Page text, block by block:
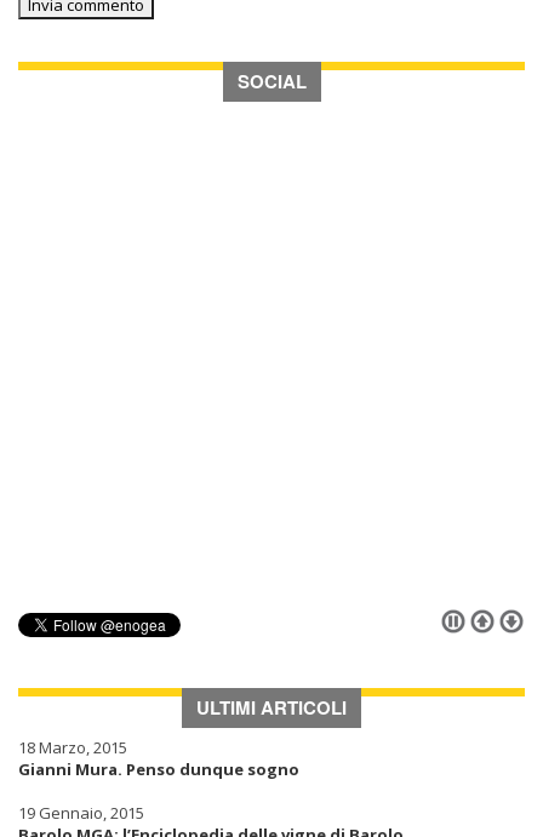
SOCIAL
ULTIMI ARTICOLI
18 Marzo, 2015
Gianni Mura. Penso dunque sogno
19 Gennaio, 2015